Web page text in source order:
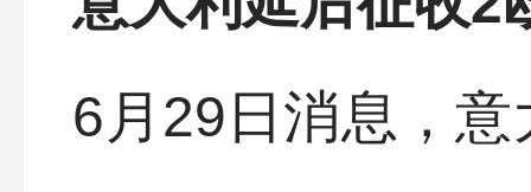
6月29日消息，